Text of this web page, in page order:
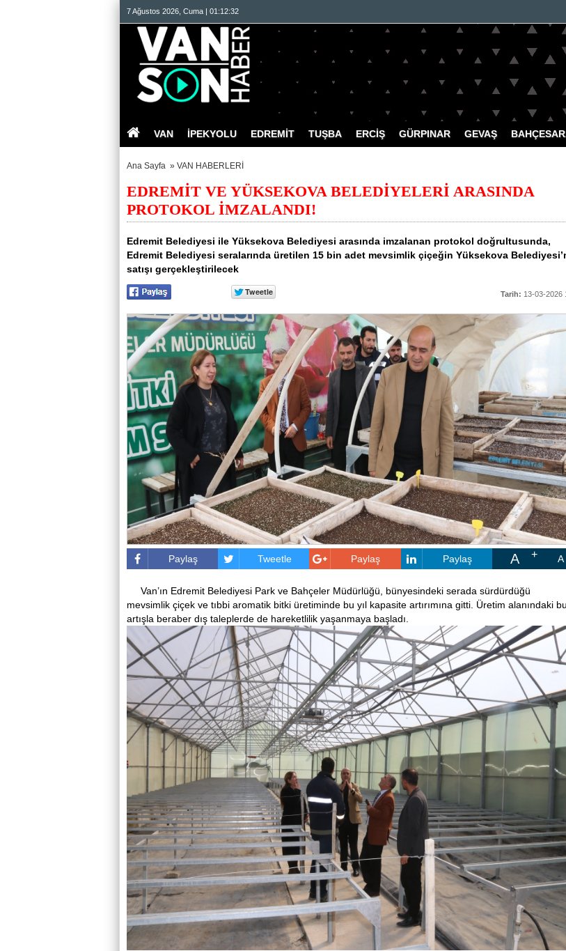
7 Ağustos 2026, Cuma | 01:12:33
VAN İPEKYOLU EDREMİT TUŞBA ERCİŞ GÜRPINAR GEVAŞ
Ana Sayfa » VAN HABERLERİ
EDREMİT VE YÜKSEKOVA BELEDİYELERİ ARASINDA
PROTOKOL İMZALANDI!
Edremit Belediyesi ile Yüksekova Belediyesi arasında imzalanan protokol doğrultusunda,
Edremit Belediyesi seralarında üretilen 15 bin adet mevsimlik çiçeğin Yüksekova
satışı gerçekleştirilecek
Tarih: 13-03-2026
Paylaş Tweetle Paylaş Paylaş A A
Van’ın Edremit Belediyesi Park ve Bahçeler Müdürlüğü, bünyesindeki serada sürdürdüğü
mevsimlik çiçek ve tıbbi aromatik bitki üretiminde bu yıl kapasite artırımına gitti. Üretim alanındaki bu
artışla beraber dış taleplerde de hareketlilik yaşanmaya başladı.